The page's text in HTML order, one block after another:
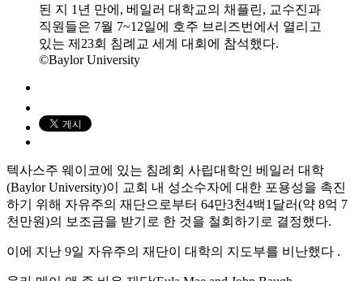
된 지 1년 만에, 베일러 대학교의 채플린, 교수진과
직원들은 7월 7~12일에 호주 브리즈번에서 열리고
있는 제23회 침례교 세계 대회에 참석했다.
©Baylor University
텍사스주 웨이코에 있는 침례회 사립대학인 베일러 대학
(Baylor University)이 교회 내 성소수자에 대한 포용성을 촉진
하기 위해 자유주의 재단으로부터 64만3천4백1달러(약 8억 7
천만원)의 보조금을 받기로 한 것을 철회하기로 결정했다.
이에 지난 9일 자유주의 재단이 대학의 지도부를 비난했다 .